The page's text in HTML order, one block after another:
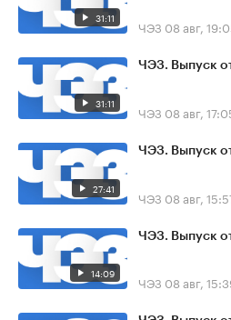
31:11 ЧЭЗ 08 авг,
31:11
ЧЭЗ. Выпуск
ЧЭЗ 08 авг,
27:41
ЧЭЗ. Выпуск
ЧЭЗ 08 авг,
14:09
ЧЭЗ. Выпуск
ЧЭЗ 08 авг,